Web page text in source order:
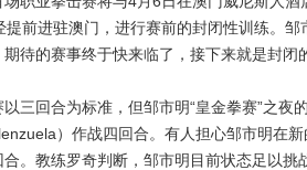
提前进驻澳门，进行赛前的封闭性训练。
待的赛事终于快来临了，接下来就是封闭
回合为标准，但邹市明“皇金拳赛”之夜
）作战四回合。有人担心邹市明在
。教练罗奇判断，邹市明目前状态足以挑